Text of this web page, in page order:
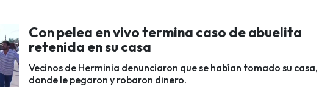
Con pelea en vivo termina caso de abuelita
retenida en su casa
Vecinos de Herminia denunciaron que se habían tomado su casa,
donde le pegaron y robaron dinero.